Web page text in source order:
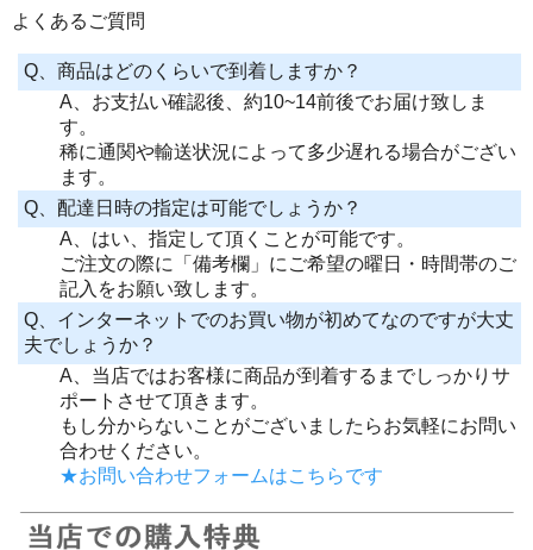
よくあるご質問
Q、商品はどのくらいで到着しますか？
A、お支払い確認後、約10~14前後でお届け致しま
す。
稀に通関や輸送状況によって多少遅れる場合がござい
ます。
Q、配達日時の指定は可能でしょうか？
A、はい、指定して頂くことが可能です。
ご注文の際に「備考欄」にご希望の曜日・時間帯のご
記入をお願い致します。
Q、インターネットでのお買い物が初めてなのですが大丈
夫でしょうか？
A、当店ではお客様に商品が到着するまでしっかりサ
ポートさせて頂きます。
もし分からないことがございましたらお気軽にお問い
合わせください。
★お問い合わせフォームはこちらです